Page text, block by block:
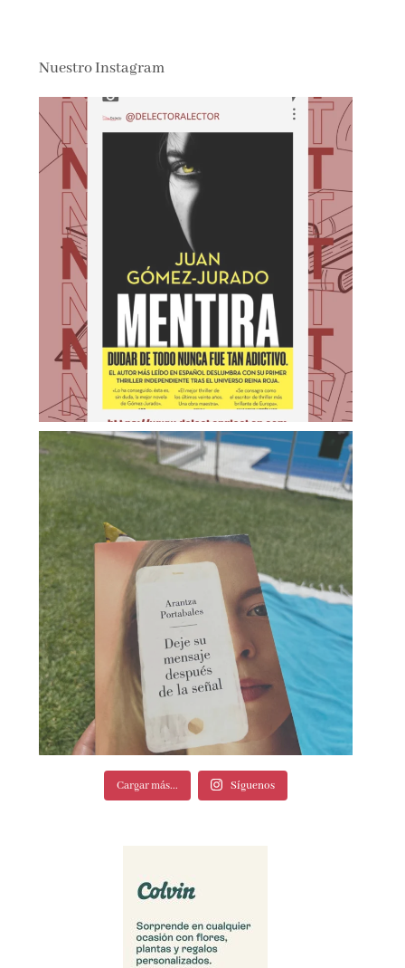
Nuestro Instagram